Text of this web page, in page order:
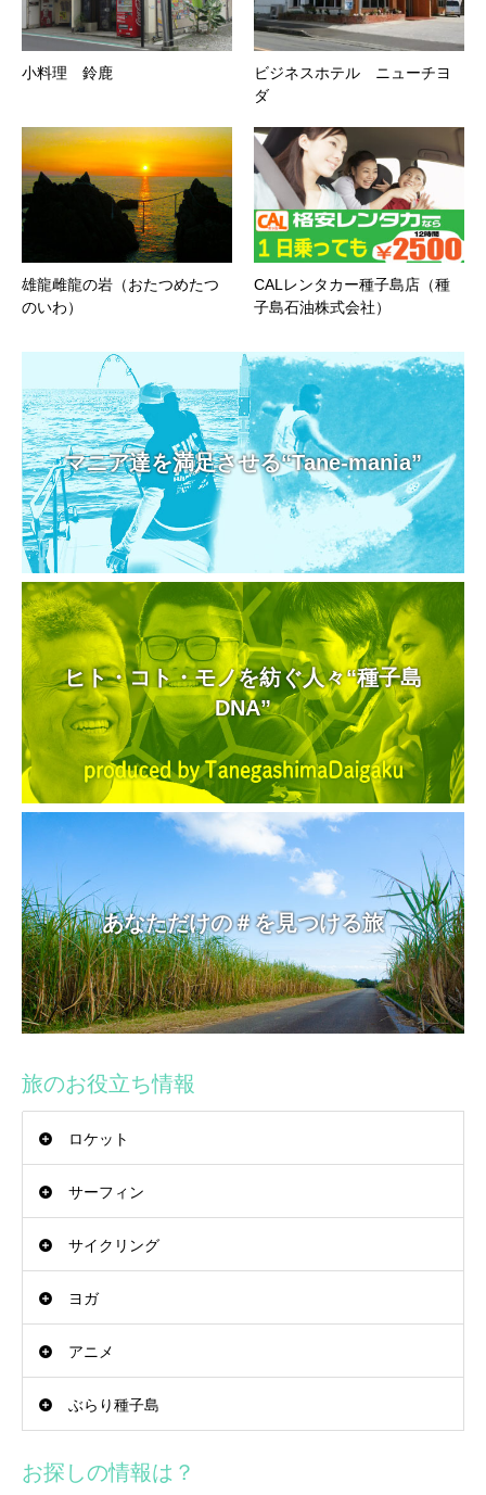
小料理 鈴鹿
ビジネスホテル ニューチヨ
ダ
雄龍雌龍の岩（おたつめたつ
のいわ）
CALレンタカー種子島店（種
子島石油株式会社）
マニア達を満足させる“Tane-mania”
ヒト・コト・モノを紡ぐ人々“種子島
DNA”
あなただけの＃を見つける旅
旅のお役立ち情報
ロケット
サーフィン
サイクリング
ヨガ
アニメ
ぶらり種子島
お探しの情報は？